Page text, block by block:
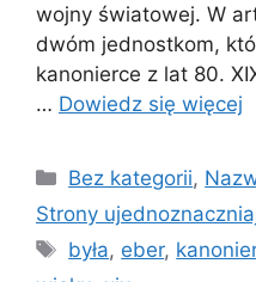
wojny światowej. W
dwóm jednostkom,
kanonierce z lat 80.
… Dowiedz się więcej
Kategorie
Bez kategorii,
Strony
Tagi
była, eber,